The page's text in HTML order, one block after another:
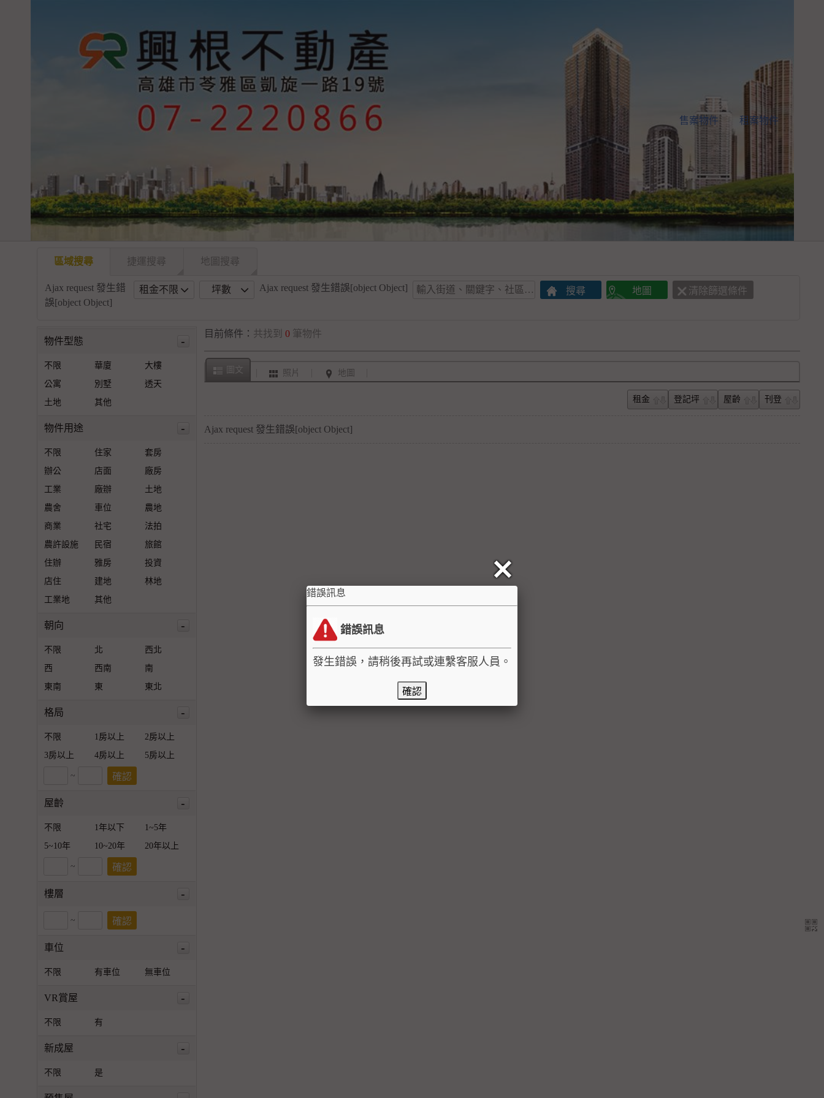
售案物件 租案物件
區域搜尋 捷運搜尋 地圖搜尋
Ajax request 發生錯
誤[object Object]
租金不限 坪數 Ajax request 發生錯誤[object Object]
物件型態 -
不限 華廈
大樓
公寓
別墅
透天
土地
其他
物件用途 -
不限 住家
套房
辦公
店面
廠房
工業
廠辦
土地
農舍
車位
農地
商業
社宅
法拍
農許設施
民宿
旅館
住辦
雅房
投資
店住
建地
林地
工業地
其他
朝向 -
不限 北
西北
西
西南
南
東南
東 東北
格局 -
不限 1房以上
2房以上
3房以上
4房以上 5房以上
~
屋齡 -
不限 1年以下
1~5年
5~10年
10~20年 20年以上
~
樓層 -
~
車位 -
不限 有車位 無車位
VR賞屋 -
不限 有
新成屋 -
不限 是
目前條件： 共找到 0 筆物件
圖文 照片 地圖
租金 登記坪 屋齡 刊登
Ajax request 發生錯誤[object Object]
錯誤訊息
錯誤訊息
發生錯誤，請稍後再試或連繫客服人員。
確認